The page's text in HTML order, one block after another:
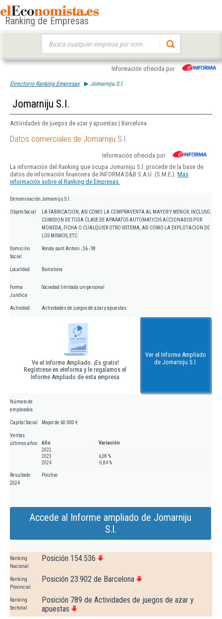
Ranking de Empresas
Información ofrecida por
Directorio Ranking Empresas Jomarniju S.l.
Jomarniju S.l.
Actividades de juegos de azar y apuestas | Barcelona
Datos comerciales de Jomarniju S.l.
Información ofrecida por
La información del Ranking que ocupa Jomarniju S.l. procede de la base de
datos de información financiera de INFORMA D&B S.A.U. (S.M.E.). Más
información sobre el Ranking de Empresas.
Denominación Jomarniju S.l.
Objeto Social
LA FABRICACION, ASI COMO LA COMPRAVENTA AL MAYOR Y MENOR, INCLUSO,
COMISION DE TODA CLASE DE APARATOS AUTOMATICOS ACCIONADOS POR
MONEDA, FICHA O CUALQUIER OTRO SISTEMA, ASI COMO LA EXPLOTACION DE
LOS MISMOS, ETC
Domicilio
Social
Ronda sant Antoni , 36 - 38
Localidad Barcelona
Forma
Jurídica
Sociedad limitada unipersonal
Actividad Actividades de juegos de azar y apuestas
Ve el Informe Ampliado. ¡Es gratis!
Regístrese en eInforma y le regalamos el
Informe Ampliado de esta empresa
Ver el Informe Ampliado
de Jomarniju S.l.
Número de
empleados
Capital Social Mayor de 60.000 €
Ventas
últimos años
Año
Variación
2022
2023
6,08 %
2024
-0,84 %
Resultado
2024
Positivo
Accede al Informe ampliado de Jomarniju
S.l.
Ranking
Nacional
Posición 154.536
Ranking
Provincial
Posición 23.902 de Barcelona
Ranking
Sectorial
Posición 789 de Actividades de juegos de azar y
apuestas